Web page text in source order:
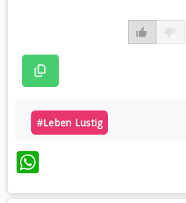
#leben Lustig
WhatsApp